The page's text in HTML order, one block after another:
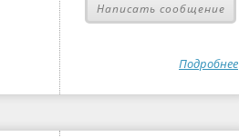
Написать сообщение
Подробнее